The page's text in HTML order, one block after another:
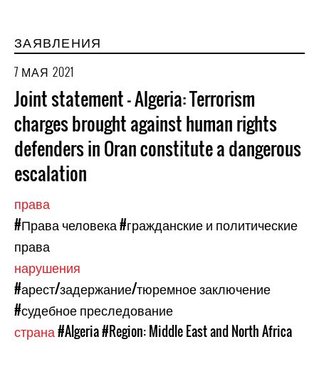
ЗАЯВЛЕНИЯ
7 МАЯ 2021
Joint statement – Algeria: Terrorism
charges brought against human rights
defenders in Oran constitute a dangerous
escalation
права
#Права человека#гражданские и политические
права
нарушения
#арест/задержание/тюремное заключение
#судебное преследование
страна#Algeria#Region: Middle East and North Africa